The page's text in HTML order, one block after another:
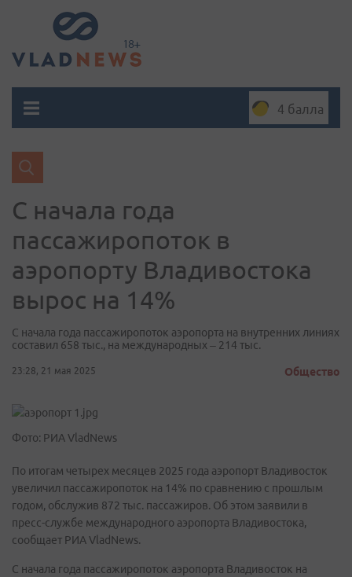
4 балла
С начала года
пассажиропоток в
аэропорту Владивостока
вырос на 14%
С начала года пассажиропоток аэропорта на внутренних линиях
составил 658 тыс., на международных – 214 тыс.
23:28, 21 мая 2025 Общество
Фото: РИА VladNews
По итогам четырех месяцев 2025 года аэропорт Владивосток
увеличил пассажиропоток на 14% по сравнению с прошлым
годом, обслужив 872 тыс. пассажиров. Об этом заявили в
пресс-службе международного аэропорта Владивостока,
сообщает РИА VladNews.
С начала года пассажиропоток аэропорта Владивосток на